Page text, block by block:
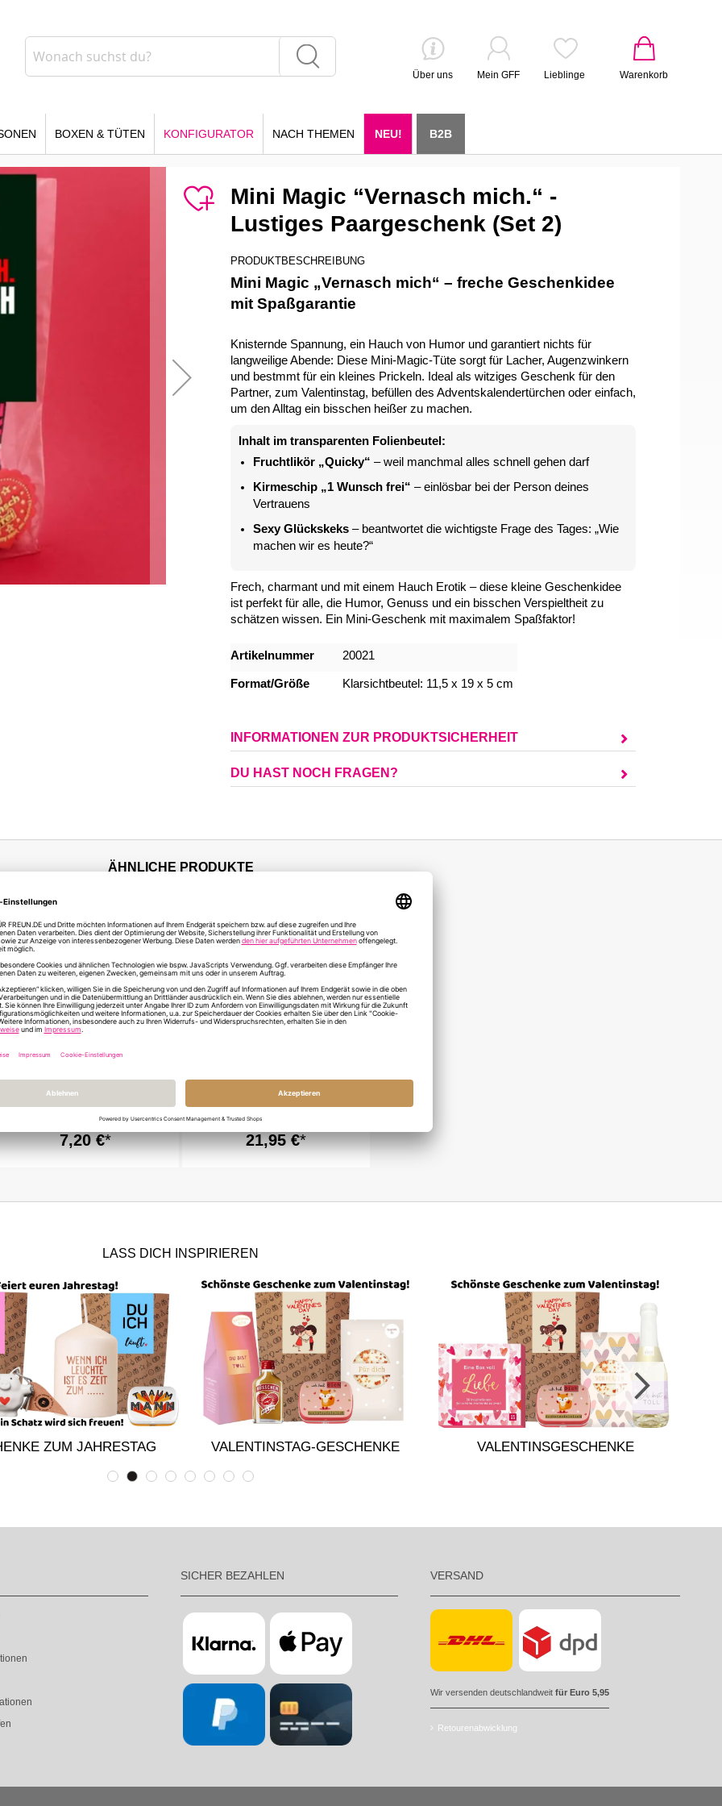
Warenkorb
Über uns Mein GFF Lieblinge
BOXEN & TÜTEN KONFIGURATOR NACH THEMEN NEU! B2B
Mini Magic “Vernasch mich.“ -
Lustiges Paargeschenk (Set 2)
PRODUKTBESCHREIBUNG
Mini Magic „Vernasch mich“ – freche Geschenkidee
mit Spaßgarantie
Knisternde Spannung, ein Hauch von Humor und garantiert nichts für
langweilige Abende: Diese Mini-Magic-Tüte sorgt für Lacher, Augenzwinkern
und bestmmt für ein kleines Prickeln. Ideal als witziges Geschenk für den
Partner, zum Valentinstag, befüllen des Adventskalendertürchen oder einfach,
um den Alltag ein bisschen heißer zu machen.
Inhalt im transparenten Folienbeutel:
Fruchtlikör „Quicky“ – weil manchmal alles schnell gehen darf
Kirmeschip „1 Wunsch frei“ – einlösbar bei der Person deines
Vertrauens
Sexy Glückskeks – beantwortet die wichtigste Frage des Tages: „Wie
machen wir es heute?“
Frech, charmant und mit einem Hauch Erotik – diese kleine Geschenkidee
ist perfekt für alle, die Humor, Genuss und ein bisschen Verspieltheit zu
schätzen wissen. Ein Mini-Geschenk mit maximalem Spaßfaktor!
Mehr
Artikelnummer 20021
Format/Größe Klarsichtbeutel: 11,5 x 19 x 5 cm
INFORMATIONEN ZUR PRODUKTSICHERHEIT
DU HAST NOCH FRAGEN?
ÄHNLICHE PRODUKTE
7,20 €
Geschenktüte WUNDERTÜTE
DELUXE # 2
21,95 €
LASS DICH INSPIRIEREN
ZUM JAHRESTAG VALENTINSTAG-GESCHENKE VALENTINSGESCHENKE
SICHER BEZAHLEN VERSAND
Wir versenden deutschlandweit für Euro 5,95
Retourenabwicklung